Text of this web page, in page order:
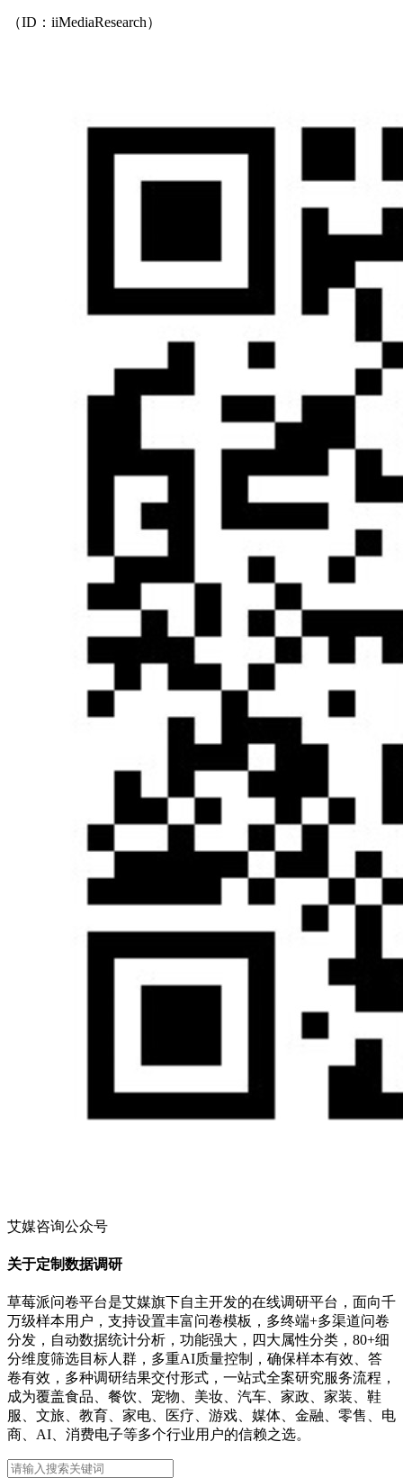
（ID：iiMediaResearch）
艾媒咨询公众号
关于定制数据调研
草莓派问卷平台是艾媒旗下自主开发的在线调研平台，面向千
万级样本用户，支持设置丰富问卷模板，多终端+多渠道问卷
分发，自动数据统计分析，功能强大，四大属性分类，80+细
分维度筛选目标人群，多重AI质量控制，确保样本有效、答
卷有效，多种调研结果交付形式，一站式全案研究服务流程，
成为覆盖食品、餐饮、宠物、美妆、汽车、家政、家装、鞋
服、文旅、教育、家电、医疗、游戏、媒体、金融、零售、电
商、AI、消费电子等多个行业用户的信赖之选。